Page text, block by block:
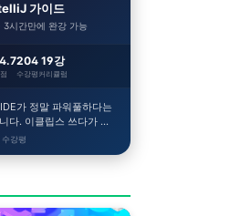
가이드
3시간만에 완강 가능
4.7204
수강평
19강
커리큘럼
가 정말 파워풀하다는
다. 이클립스 쓰다가 이
른 개발하고싶어지네요!
강평